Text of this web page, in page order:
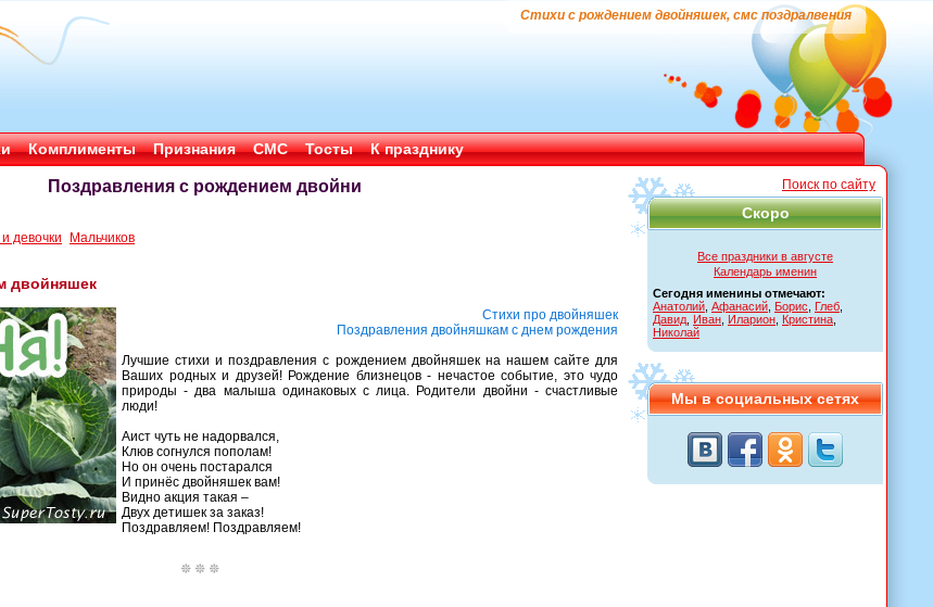
Стихи с рождением двойняшек, смс поздралвения
Комплименты Признания СМС Тосты К празднику
Поиск по сайту
Скоро
Все праздники в августе
Календарь именин
Сегодня именины отмечают:
Анатолий Афанасий Борис Глеб
Давид Иван Иларион Кристина
Николай
Мы в социальных сетях
Поздравления с рождением двойни
девочки Мальчиков
двойняшек
Стихи про двойняшек
Поздравления двойняшкам с днем рождения
Лучшие стихи и поздравления с рождением двойняшек на нашем сайте для
Ваших родных и друзей! Рождение близнецов - нечастое событие, это чудо
природы - два малыша одинаковых с лица. Родители двойни - счастливые
люди!
Аист чуть не надорвался,
Клюв согнулся пополам!
Но он очень постарался
И принёс двойняшек вам!
Видно акция такая –
Двух детишек за заказ!
Поздравляем! Поздравляем!